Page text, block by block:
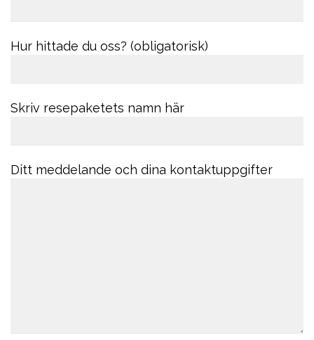
Hur hittade du oss? (obligatorisk)
Skriv resepaketets namn här
Ditt meddelande och dina kontaktuppgifter